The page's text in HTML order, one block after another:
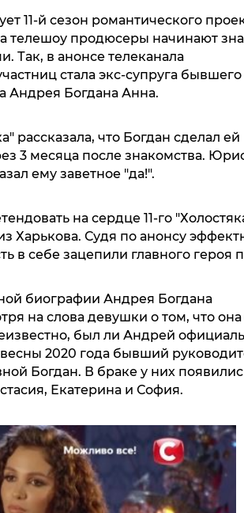
11-й сезон романтического
телешоу продюсеры начинают
Так, в анонсе телеканала
стала экс-супруга бывшего
Андрея Богдана Анна.
рассказала, что Богдан сделал ей
3 месяца после знакомства.
ему заветное "да!".
на сердце 11-го
Харькова. Судя по анонсу
в себе зацепили главного героя
биографии Андрея Богдана
на слова девушки о том, что
был ли Андрей
2020 года бывший
Богдан. В браке у них
Екатерина и София.